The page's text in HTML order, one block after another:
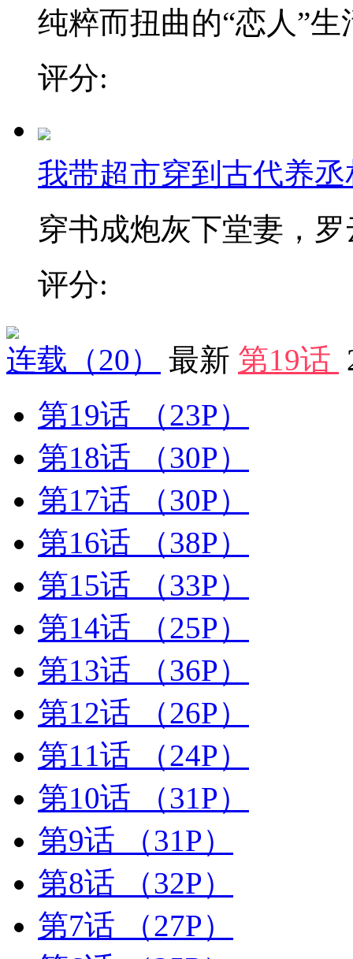
纯粹而扭曲的“恋人”生
评分:
我带超市穿到古代养丞
穿书成炮灰下堂妻，罗
评分:
连载 （20） 最新 第19话
第19话
（23P）
第18话
（30P）
第17话
（30P）
第16话
（38P）
第15话
（33P）
第14话
（25P）
第13话
（36P）
第12话
（26P）
第11话
（24P）
第10话
（31P）
第9话
（31P）
第8话
（32P）
第7话
（27P）